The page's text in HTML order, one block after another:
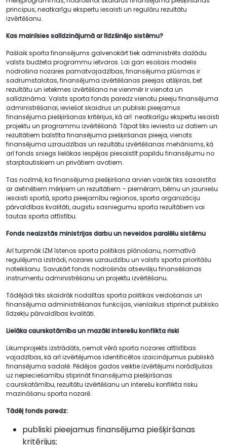
principus, neatkarīgu ekspertu iesaisti un regulāru rezultātu
izvērtēšanu.
Kas mainīsies salīdzinājumā ar līdzšinējo sistēmu?
Pašlaik sporta finansējums galvenokārt tiek administrēts dažādu
valsts budžeta programmu ietvaros. Lai gan esošais modelis
nodrošina nozares pamatvajadzības, finansējuma plūsmas ir
sadrumstalotas, finansējuma izvērtēšanas pieejas atšķiras, bet
rezultātu un ietekmes izvērtēšana ne vienmēr ir vienota un
salīdzināma. Valsts sporta fonds paredz vienotu pieeju finansējuma
administrēšanai, ieviešot skaidrus un publiski pieejamus
finansējuma piešķiršanas kritērijus, kā arī neatkarīgu ekspertu iesaisti
projektu un programmu izvērtēšanā. Tāpat tiks ieviesta uz datiem un
rezultātiem balstīta finansējuma piešķiršanas pieeja, vienots
finansējuma uzraudzības un rezultātu izvērtēšanas mehānisms, kā
arī fonds sniegs lielākas iespējas piesaistīt papildu finansējumu no
starptautiskiem un privātiem avotiem.
Tas nozīmē, ka finansējuma piešķiršana arvien vairāk tiks sasaistīta
ar definētiem mērķiem un rezultātiem – piemēram, bērnu un jauniešu
iesaisti sportā, sporta pieejamību reģionos, sporta organizāciju
pārvaldības kvalitāti, augstu sasniegumu sporta rezultātiem vai
tautas sporta attīstību.
Fonds neaizstās ministrijas darbu un neveidos paralēlu sistēmu
Arī turpmāk IZM īstenos sporta politikas plānošanu, normatīvā
regulējuma izstrādi, nozares uzraudzību un valsts sporta prioritāšu
noteikšanu. Savukārt fonds nodrošinās atsevišķu finansēšanas
instrumentu administrēšanu un projektu izvērtēšanu.
Tādējādi tiks skaidrāk nodalītas sporta politikas veidošanas un
finansējuma administrēšanas funkcijas, vienlaikus stiprinot publisko
līdzekļu pārvaldības kvalitāti.
Lielāka caurskatāmība un mazāki interešu konflikta riski
Likumprojekts izstrādāts, ņemot vērā sporta nozares attīstības
vajadzības, kā arī izvērtējumos identificētos izaicinājumus publiskā
finansējuma sadalē. Pēdējos gados veiktie izvērtējumi norādījušas
uz nepieciešamību stiprināt finansējuma piešķiršanas
caurskatāmību, rezultātu izvērtēšanu un interešu konflikta risku
mazināšanu sporta nozarē.
Tādēļ fonds paredz:
publiski pieejamus finansējuma piešķiršanas
kritērijus;